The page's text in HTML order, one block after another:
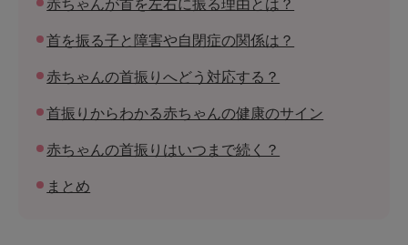
赤ちゃんが首を左右に振る理由とは？
首を振る子と障害や自閉症の関係は？
赤ちゃんの首振りへどう対応する？
首振りからわかる赤ちゃんの健康のサイン
赤ちゃんの首振りはいつまで続く？
まとめ